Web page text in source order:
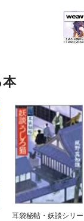
耳袋秘帖・妖談シリー